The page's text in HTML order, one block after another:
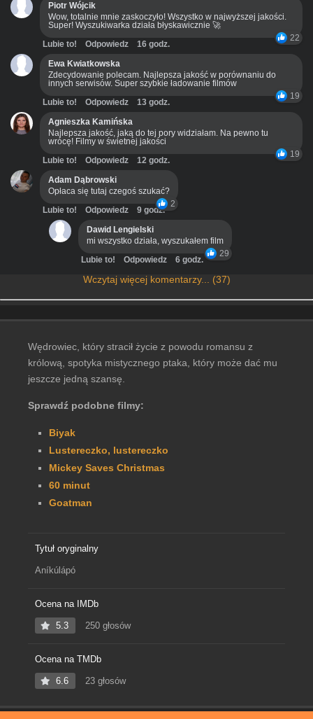
Piotr Wójcik
Wow, totalnie mnie zaskoczyło! Wszystko w najwyższej jakości.
Super! Wyszukiwarka działa błyskawicznie 🚀
22
Lubie to! Odpowiedz
16 godz.
Ewa Kwiatkowska
Zdecydowanie polecam. Najlepsza jakość w porównaniu do
innych serwisów. Super szybkie ładowanie filmów
19
Lubie to! Odpowiedz
13 godz.
Agnieszka Kamińska
Najlepsza jakość, jaką do tej pory widziałam. Na pewno tu
wrócę! Filmy w świetnej jakości
19
Lubie to! Odpowiedz
12 godz.
Adam Dąbrowski
Opłaca się tutaj czegoś szukać?
2
Lubie to! Odpowiedz
9 godz.
Dawid Lengielski
mi wszystko działa, wyszukałem film
29
Lubie to! Odpowiedz 6 godz.
Wczytaj więcej komentarzy... (37)
Wędrowiec, który stracił życie z powodu romansu z
królową, spotyka mistycznego ptaka, który może dać mu
jeszcze jedną szansę.
Sprawdź podobne filmy:
Biyak
Lustereczko, lustereczko
Mickey Saves Christmas
60 minut
Goatman
Tytuł oryginalny
Aníkúlápó
Ocena na IMDb
5.3 250 głosów
Ocena na TMDb
6.6 23 głosów